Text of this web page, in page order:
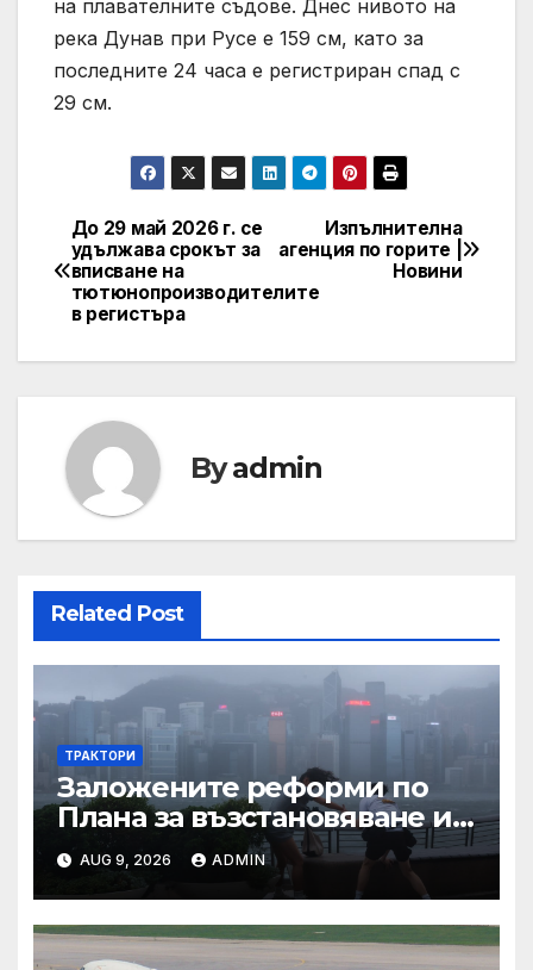
на плавателните съдове. Днес нивото на
река Дунав при Русе е 159 см, като за
последните 24 часа е регистриран спад с
29 см.
Post
navigation
Изпълнителна
агенция по горите |
Новини
До 29 май 2026 г. се
удължава срокът за
вписване на
тютюнопроизводителите
в регистъра
Byadmin
Related Post
ТРАКТОРИ
Заложените реформи по
Плана за възстановяване и
устойчивост в част
енергетика са
неизпълними
AUG 9, 2026 ADMIN